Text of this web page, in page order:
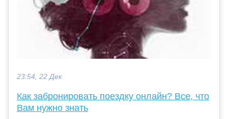
23:54, 22 Дек
Как забронировать поездку онлайн? Все, что
Вам нужно знать